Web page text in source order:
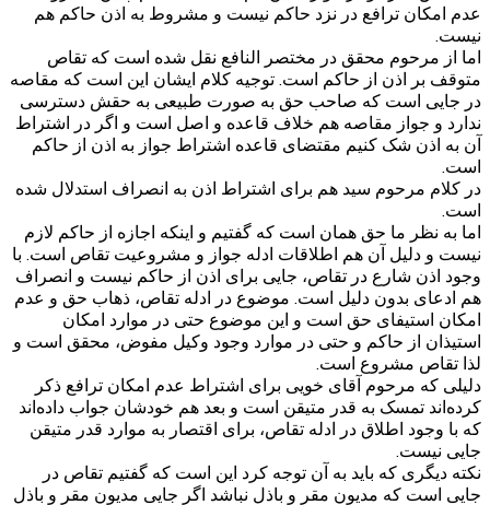
عدم امکان ترافع در نزد حاکم نیست و مشروط به اذن حاکم هم
نیست.
اما از مرحوم محقق در مختصر النافع نقل شده است که تقاص
متوقف بر اذن از حاکم است. توجیه کلام ایشان این است که مقاصه
در جایی است که صاحب حق به صورت طبیعی به حقش دسترسی
ندارد و جواز مقاصه هم خلاف قاعده و اصل است و اگر در اشتراط
آن به اذن شک کنیم مقتضای قاعده اشتراط جواز به اذن از حاکم
است.
در کلام مرحوم سید هم برای اشتراط اذن به انصراف استدلال شده
است.
اما به نظر ما حق همان است که گفتیم و اینکه اجازه از حاکم لازم
نیست و دلیل آن هم اطلاقات ادله جواز و مشروعیت تقاص است. با
وجود اذن شارع در تقاص، جایی برای اذن از حاکم نیست و انصراف
هم ادعای بدون دلیل است. موضوع در ادله تقاص، ذهاب حق و عدم
امکان استیفای حق است و این موضوع حتی در موارد امکان
استیذان از حاکم و حتی در موارد وجود وکیل مفوض، محقق است و
لذا تقاص مشروع است.
دلیلی که مرحوم آقای خویی برای اشتراط عدم امکان ترافع ذکر
کرده‌اند تمسک به قدر متیقن است و بعد هم خودشان جواب داده‌اند
که با وجود اطلاق در ادله تقاص، برای اقتصار به موارد قدر متیقن
جایی نیست.
نکته دیگری که باید به آن توجه کرد این است که گفتیم تقاص در
جایی است که مدیون مقر و باذل نباشد اگر جایی مدیون مقر و باذل